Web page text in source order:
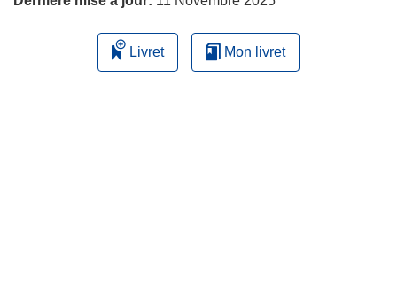
Livret Mon livret